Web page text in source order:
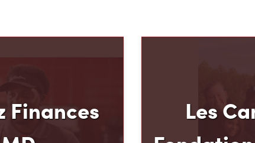
Finances
Les